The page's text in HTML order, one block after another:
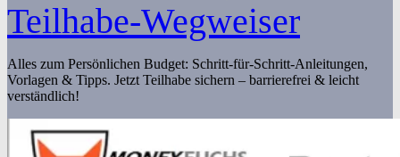
Teilhabe-Wegweiser
Alles zum Persönlichen Budget: Schritt-für-Schritt-Anleitungen,
Vorlagen & Tipps. Jetzt Teilhabe sichern – barrierefrei & leicht
verständlich!